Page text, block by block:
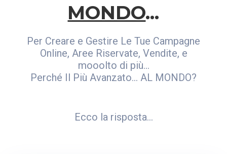
MONDO...
Per Creare e Gestire Le Tue Campagne
Online, Aree Riservate, Vendite, e
mooolto di più...
Perché Il Più Avanzato... AL MONDO?
Ecco la risposta...